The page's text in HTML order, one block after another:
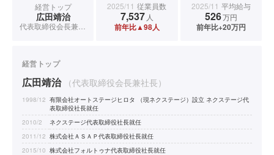
経営トップ
広田靖治
2025/11 従業員数
7,537 人
前年比▲98人
2025/11 平均給与
526万円
前年比+20万円
経営トップ
広田靖治 （代表取締役会長兼社長）
1998/12 有限会社オートステージヒロタ （現ネクステージ）設立 ネクステージ代
表取締役社長就任
2010/2
ネクステージ代表取締役社長就任
2011/12 株式会社ＡＳＡＰ代表取締役社長就任
2015/10 株式会社フォルトゥナ代表取締役社長就任